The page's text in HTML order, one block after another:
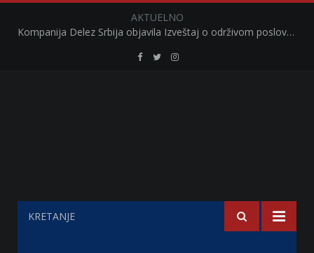
AKTUELNO
Kompanija Delez Srbija objavila Izveštaj o održivom poslovanju za 2025. godinu Briga o zajednici kroz program „Hrana za sve“ i edukaciju učenika
RetailRetailRetail
KRETANJE